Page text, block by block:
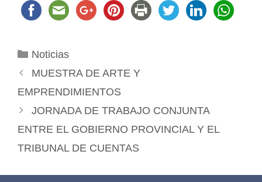
Categorías
Noticias
MUESTRA DE ARTE Y
EMPRENDIMIENTOS
JORNADA DE TRABAJO CONJUNTA
ENTRE EL GOBIERNO PROVINCIAL Y EL
TRIBUNAL DE CUENTAS